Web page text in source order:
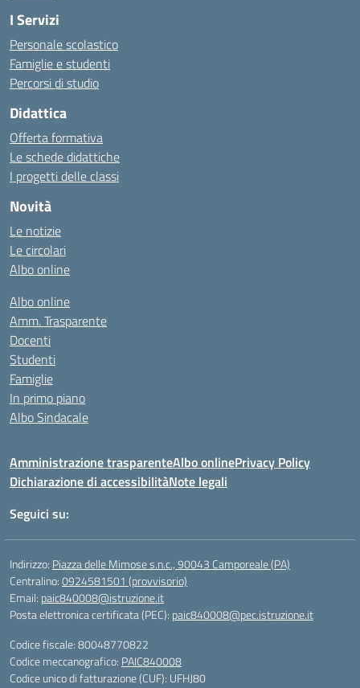
I Servizi
Personale scolastico
Famiglie e studenti
Percorsi di studio
Didattica
Offerta formativa
Le schede didattiche
I progetti delle classi
Novità
Le notizie
Le circolari
Albo online
Albo online
Amm. Trasparente
Docenti
Studenti
Famiglie
In primo piano
Albo Sindacale
Amministrazione trasparenteAlbo onlinePrivacy Policy
Dichiarazione di accessibilitàNote legali
Seguici su:
Indirizzo: Piazza delle Mimose s.n.c., 90043 Camporeale (PA)
Centralino:0924581501 (provvisorio)
Email: paic840008@istruzione.it
Posta elettronica certificata (PEC): paic840008@pec.istruzione.it
Codice fiscale: 80048770822
Codice meccanografico: PAIC840008
Codice unico di fatturazione (CUF): UFHJ80